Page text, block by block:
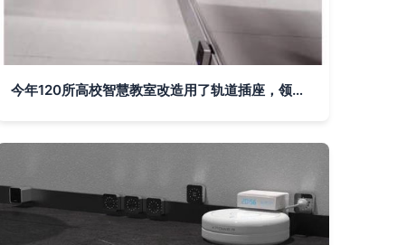
今年120所高校智慧教室改造用了轨道插座，领导看了都点赞！